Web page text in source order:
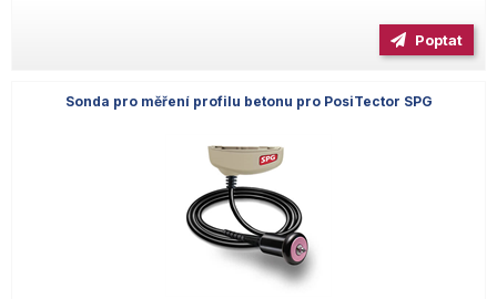
Poptat
Sonda pro měření profilu betonu pro PosiTector SPG